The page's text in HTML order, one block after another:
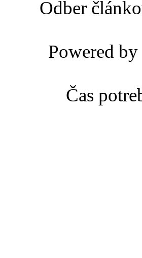
Odber
Powered
Čas